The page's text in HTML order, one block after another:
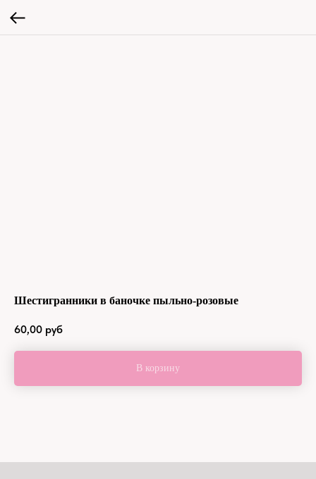
Шестигранники в баночке пыльно-розовые
60,00 руб
В корзину